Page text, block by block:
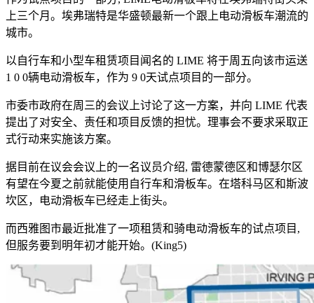
上三个月。埃弗瑞特是华盛顿最新一个跟上电动滑板车潮流的
城市。
以自行车和小型车租赁项目闻名的 LIME 将于周五向该市运送
1 0 0辆电动滑板车，作为 9 0天试点项目的一部分。
市委市政府在周三的会议上讨论了这一方案，并向 LIME 代表
提出了对安全、责任和项目反馈的担忧。理事会不要求采取正
式行动来实施该方案。
据目前在议会会议上的一名议员介绍, 雷德蒙德区和博瑟尔区
有望在今夏之前就能使用自行车和滑板车。在塔科马区和斯波
坎区，电动滑板车已经走上街头。
而西雅图市最近批准了一项租赁和骑电动滑板车的试点项目,
但服务要到明年初才能开始。(King5)